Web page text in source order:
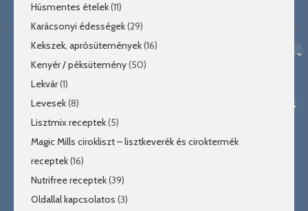
Húsmentes ételek(11)
Karácsonyi édességek(29)
Kekszek, aprósütemények(16)
Kenyér / péksütemény(50)
Lekvár(1)
Levesek(8)
Lisztmix receptek(5)
Magic Mills cirokliszt – lisztkeverék és ciroktermék
receptek(16)
Nutrifree receptek(39)
Oldallal kapcsolatos (3)